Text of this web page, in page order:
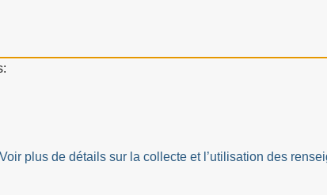
Voir plus de détails sur la collecte et l’utilisation des